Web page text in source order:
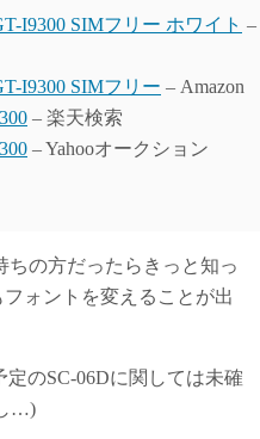
I9300 SIMフリー ホワイト –
I9300 SIMフリー – Amazon
– 楽天検索
– Yahooオークション
ちの方だったらきっと知っ
フォントを変えることが出
定のSC-06Dに関しては未確
…)